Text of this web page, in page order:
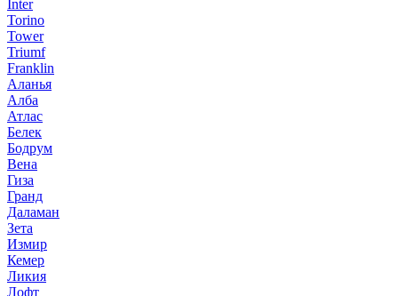
Inter
Torino
Tower
Triumf
Franklin
Аланья
Алба
Атлас
Белек
Бодрум
Вена
Гиза
Гранд
Даламан
Зета
Измир
Кемер
Ликия
Лофт